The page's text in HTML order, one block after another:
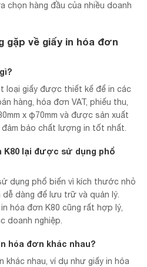
chọn hàng đầu của nhiều doanh
gặp về giấy in hóa đơn
loại giấy được thiết kế để in các
hàng, hóa đơn VAT, phiếu thu,
x φ70mm và được sản xuất
bảo chất lượng in tốt nhất.
K80 lại được sử dụng phổ
dụng phổ biến vì kích thước nhỏ
dàng để lưu trữ và quản lý.
hóa đơn K80 cũng rất hợp lý,
doanh nghiệp.
hóa đơn khác nhau?
khác nhau, ví dụ như giấy in hóa